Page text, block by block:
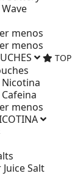
menos
menos
TOP
Nicotina
menos
Salt